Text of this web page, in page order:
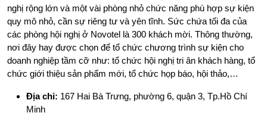
nghị rộng lớn và một vài phòng nhỏ chức năng phù hợp sự kiện
quy mô nhỏ, cần sự riêng tư và yên tĩnh. Sức chứa tối đa của
các phòng hội nghị ở Novotel là 300 khách mời. Thông thường,
nơi đây hay được chọn để tổ chức chương trình sự kiện cho
doanh nghiệp tầm cỡ như: tổ chức hội nghị tri ân khách hàng, tổ
chức giới thiệu sản phẩm mới, tổ chức họp báo, hội thảo,…
Địa chỉ: 167 Hai Bà Trưng, phường 6, quận 3, Tp.Hồ Chí
Minh